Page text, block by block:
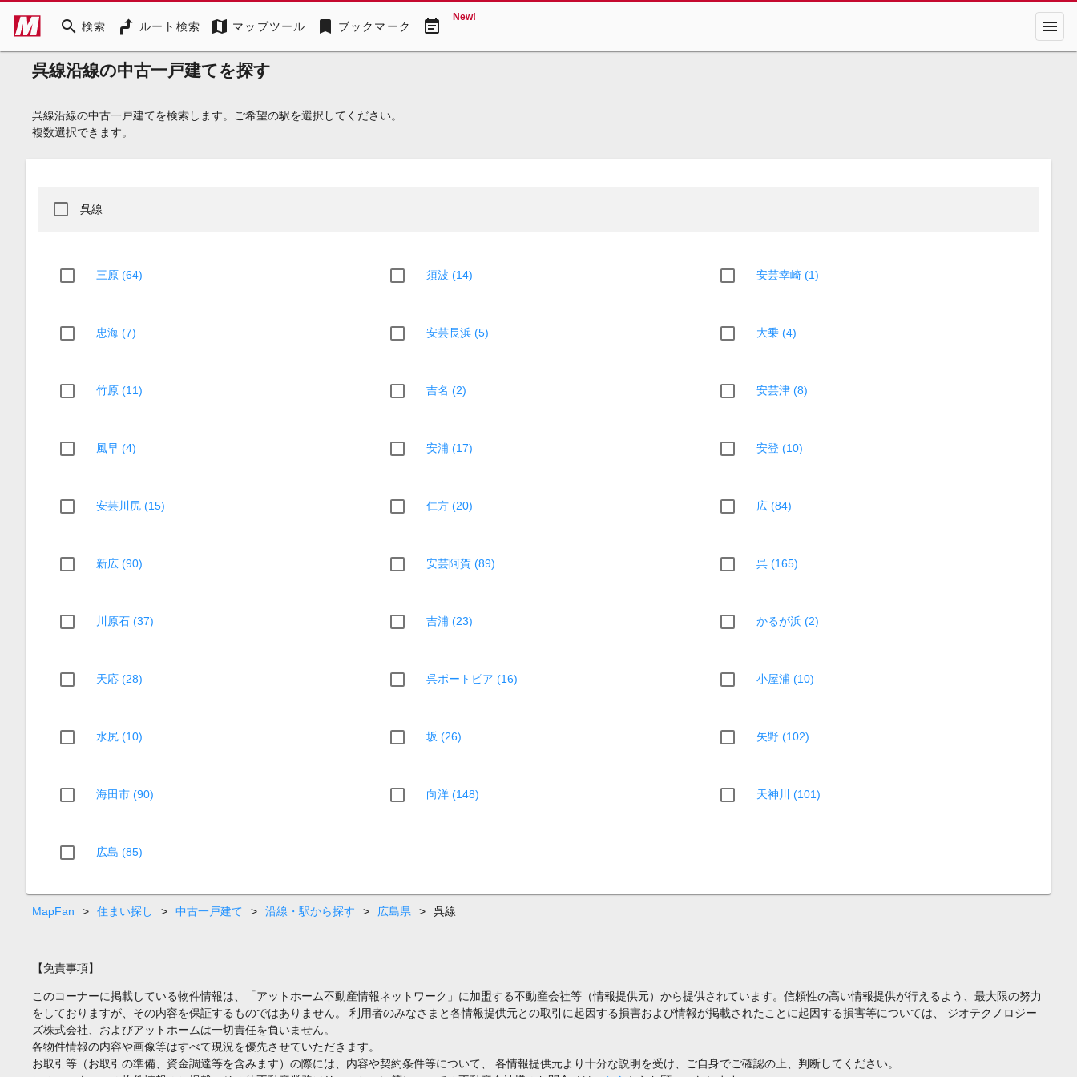
search 検索 ルート検索 map マップツール bookmark ブックマーク event_note New! menu
呉線沿線の中古一戸建てを探す
呉線沿線の中古一戸建てを検索します。ご希望の駅を選択してください。
複数選択できます。
呉線
三原 (64) 須波 (14) 安芸幸崎 (1)
忠海 (7) 安芸長浜 (5) 大乗 (4)
竹原 (11) 吉名 (2) 安芸津 (8)
風早 (4) 安浦 (17) 安登 (10)
安芸川尻 (15) 仁方 (20) 広 (84)
新広 (90) 安芸阿賀 (89) 呉 (165)
川原石 (37) 吉浦 (23) かるが浜 (2)
天応 (28) 呉ポートピア (16) 小屋浦 (10)
水尻 (10) 坂 (26) 矢野 (102)
海田市 (90) 向洋 (148) 天神川 (101)
広島 (85)
MapFan > 住まい探し > 中古一戸建て > 沿線・駅から探す > 広島県 > 呉線
【免責事項】
このコーナーに掲載している物件情報は、「アットホーム不動産情報ネットワーク」に加盟する不動産会社等（情報提供元）から提供されています。信頼性の高い情報提供が行えるよう、最大限の努力
をしておりますが、その内容を保証するものではありません。 利用者のみなさまと各情報提供元との取引に起因する損害および情報が掲載されたことに起因する損害等については、 ジオテクノロジー
ズ株式会社、およびアットホームは一切責任を負いません。
各物件情報の内容や画像等はすべて現況を優先させていただきます。
お取引等（お取引の準備、資金調達等を含みます）の際には、内容や契約条件等について、 各情報提供元より十分な説明を受け、ご自身でご確認の上、判断してください。